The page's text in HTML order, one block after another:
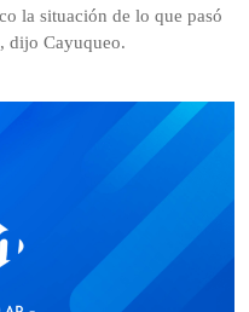
la situación de lo que pasó
dijo Cayuqueo.